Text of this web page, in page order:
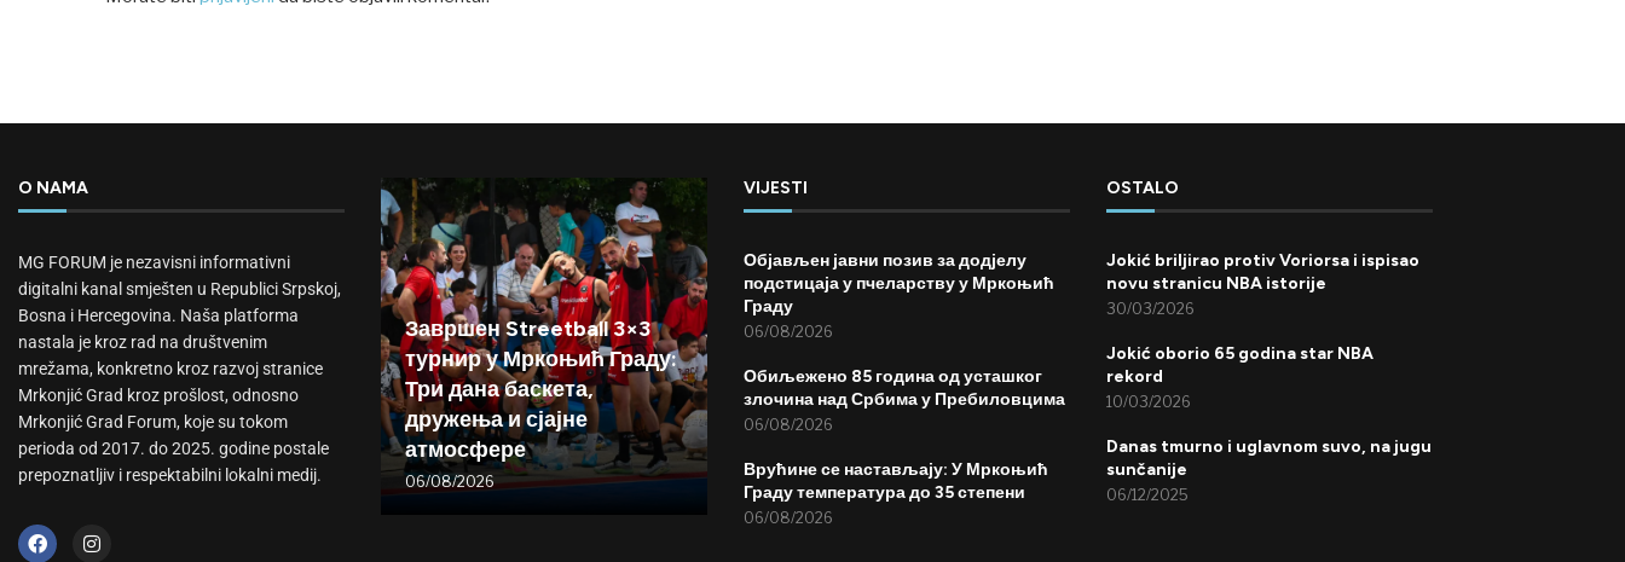
O NAMA
MG FORUM je nezavisni informativni
digitalni kanal smješten u Republici Srpskoj,
Bosna i Hercegovina. Naša platforma
nastala je kroz rad na društvenim
mrežama, konkretno kroz razvoj stranice
Mrkonjić Grad kroz prošlost, odnosno
Mrkonjić Grad Forum, koje su tokom
perioda od 2017. do 2025. godine postale
prepoznatljiv i respektabilni lokalni medij.
Завршен Streetball 3×3
турнир у Мркоњић Граду:
Три дана баскета,
дружења и сјајне
атмосфере
06/08/2026
VIJESTI
Објављен јавни позив за додјелу
подстицаја у пчеларству у Мркоњић
Граду
06/08/2026
Обиљежено 85 година од усташког
злочина над Србима у Пребиловцима
06/08/2026
Врућине се настављају: У Мркоњић
Граду температура до 35 степени
06/08/2026
OSTALO
Jokić briljirao protiv Voriorsa i ispisao
novu stranicu NBA istorije
30/03/2026
Jokić oborio 65 godina star NBA
rekord
10/03/2026
Danas tmurno i uglavnom suvo, na jugu
sunčanije
06/12/2025